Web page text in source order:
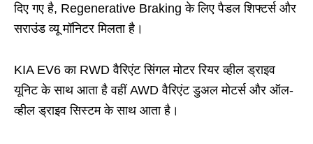
दिए गए है, Regenerative Braking के लिए पैडल शिफ्टर्स और
सराउंड व्यू मॉनिटर मिलता है।
KIA EV6 का RWD वैरिएंट सिंगल मोटर रियर व्हील ड्राइव
यूनिट के साथ आता है वहीं AWD वैरिएंट डुअल मोटर्स और ऑल-
व्हील ड्राइव सिस्टम के साथ आता है।